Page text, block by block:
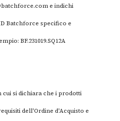
e indichi
Batchforce specifico e
BF.231019.SQ12A
cui si dichiara che i prodotti
dell'Ordine d'Acquisto e